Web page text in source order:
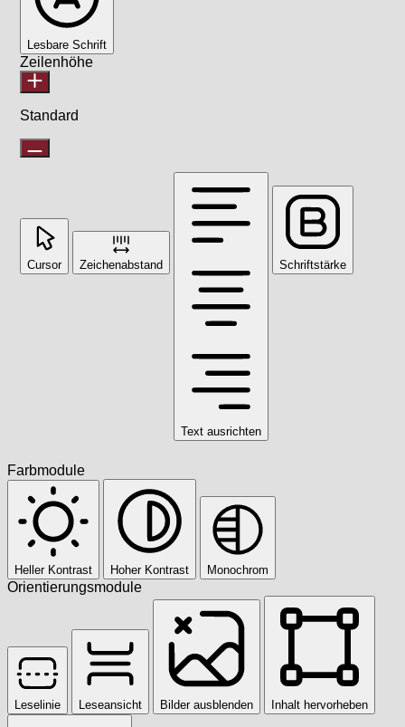
Lesbare Schrift
Zeilenhöhe
Standard
Cursor Zeichenabstand
Text ausrichten
Schriftstärke
Farbmodule
Heller Kontrast Hoher Kontrast Monochrom
Orientierungsmodule
Leselinie Leseansicht Bilder ausblenden Inhalt hervorheben